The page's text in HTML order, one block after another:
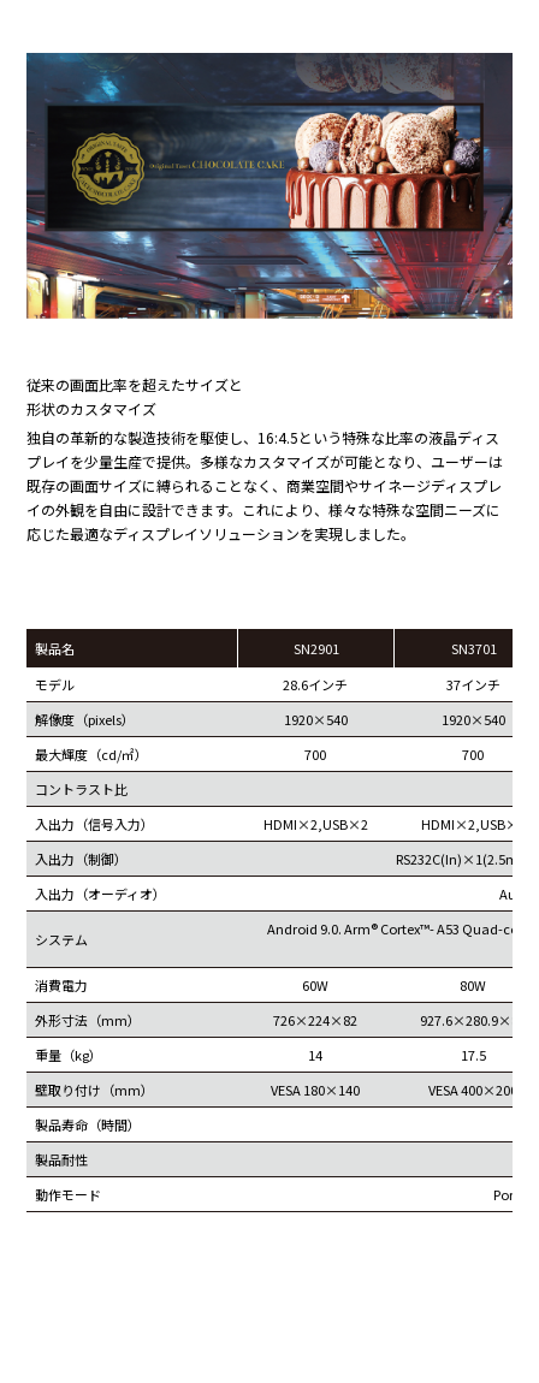
従来の画面比率を超えたサイズと
形状のカスタマイズ
独自の革新的な製造技術を駆使し、16:4.5という特殊な比率の液晶ディス
プレイを少量生産で提供。多様なカスタマイズが可能となり、ユーザーは
既存の画面サイズに縛られることなく、商業空間やサイネージディスプレ
イの外観を自由に設計できます。これにより、様々な特殊な空間ニーズに
応じた最適なディスプレイソリューションを実現しました。
製品名 SN2901
SN3701
モデル
28.6インチ
37インチ
解像度（pixels）
1920×540
1920×540
最大輝度（cd/㎡）
700
700
コントラスト比
入出力（信号入力）
HDMI×2,USB×2
HDMI×2,USB×2
入出力（制御）
入出力（オーディオ）
システム
Android 9.0. Arm® Cortex™- A53 Quad-core,
消費電力
60W
80W
外形寸法（mm）
726×224×82
927.6×280.9×82
重量（kg）
14
17.5
壁取り付け（mm）
VESA 180×140
VESA 400×200
製品寿命（時間）
製品耐性
動作モード